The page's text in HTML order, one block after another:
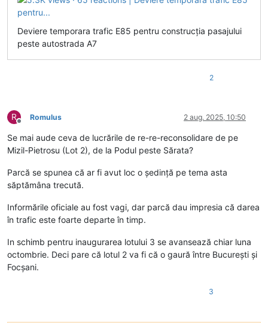
Deviere temporara trafic E85 pentru construcția pasajului
peste autostrada A7
2
R
Deconectat
Romulus 2 aug. 2025, 10:50
Se mai aude ceva de lucrările de re-re-reconsolidare de pe
Mizil-Pietrosu (Lot 2), de la Podul peste Sărata?
Parcă se spunea că ar fi avut loc o ședință pe tema asta
săptămâna trecută.
Informările oficiale au fost vagi, dar parcă dau impresia că darea
în trafic este foarte departe în timp.
In schimb pentru inaugurarea lotului 3 se avansează chiar luna
octombrie. Deci pare că lotul 2 va fi că o gaură între București și
Focșani.
3